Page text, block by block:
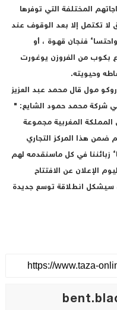
المختلفة التي توفرها
لا تكتمل إلا بعد الوقوف عند
فنجان قهوة ، أو
بكوب من الفروزن يوغورت
وحيويته.
مول قال محمد عبد العزيز
شركة محمد حمود الشايع: "
المملكة المغربية مجموعة
ضمن هذا المركز التجاري
زبائننا في كل ماسنقدمه لهم
الإعلان عن الافتتاح
سيشكل انطلاقة توسع جديدة